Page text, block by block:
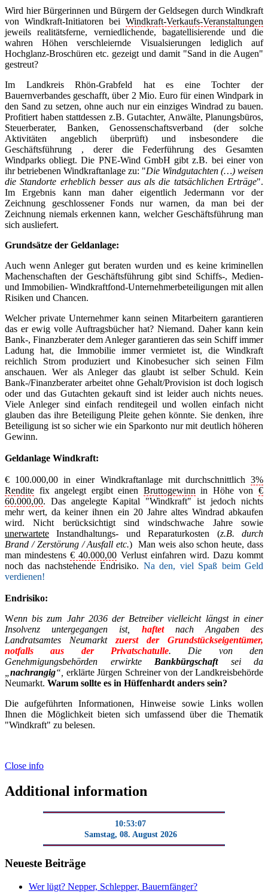
Wird hier Bürgerinnen und Bürgern der Geldsegen durch Windkraft
von Windkraft-Initiatoren bei Windkraft-Verkaufs-Veranstaltungen
jeweils realitätsferne, verniedlichende, bagatellisierende und die
wahren Höhen verschleiernde Visualsierungen lediglich auf
Hochglanz-Broschüren etc. gezeigt und damit "Sand in die Augen"
gestreut?
Im Landkreis Rhön-Grabfeld hat es eine Tochter der
Bauernverbandes geschafft, über 2 Mio. Euro für einen Windpark in
den Sand zu setzen, ohne auch nur ein einziges Windrad zu bauen.
Profitiert haben stattdessen z.B. Gutachter, Anwälte, Planungsbüros,
Steuerberater, Banken, Genossenschaftsverband (der solche
Aktivitäten angeblich überprüft) und insbesondere die
Geschäftsführung , derer die Federführung des Gesamten
Windparks obliegt. Die PNE-Wind GmbH gibt z.B. bei einer von
ihr betriebenen Windkraftanlage zu: "Die Windgutachten (…) weisen
die Standorte erheblich besser aus als die tatsächlichen Erträge".
Im Ergebnis kann man daher eigentlich Jedermann vor der
Zeichnung geschlossener Fonds nur warnen, da man bei der
Zeichnung niemals erkennen kann, welcher Geschäftsführung man
sich ausliefert.
Grundsätze der Geldanlage:
Auch wenn Anleger gut beraten wurden und es keine kriminellen
Machenschaften der Geschäftsführung gibt sind Schiffs-, Medien-
und Immobilien- Windkraftfond-Unternehmerbeteiligungen mit allen
Risiken und Chancen.
Welcher private Unternehmer kann seinen Mitarbeitern garantieren
das er ewig volle Auftragsbücher hat? Niemand. Daher kann kein
Bank-, Finanzberater dem Anleger garantieren das sein Schiff immer
Ladung hat, die Immobilie immer vermietet ist, die Windkraft
reichlich Strom produziert und Kinobesucher sich seinen Film
anschauen. Wer als Anleger das glaubt ist selber Schuld. Kein
Bank-/Finanzberater arbeitet ohne Gehalt/Provision ist doch logisch
oder und das Gutachten gekauft sind ist leider auch nichts neues.
Viele Anleger sind einfach renditegeil und wollen einfach nicht
glauben das ihre Beteiligung Pleite gehen könnte. Sie denken, ihre
Beteiligung ist so sicher wie ein Sparkonto nur mit deutlich höheren
Gewinn.
Geldanlage Windkraft:
€ 100.000,00 in einer Windkraftanlage mit durchschnittlich 3%
Rendite fix angelegt ergibt einen Bruttogewinn in Höhe von€
60.000,00. Das angelegte Kapital "Windkraft" ist jedoch nichts
mehr wert, da keiner ihnen ein 20 Jahre altes Windrad abkaufen
wird. Nicht berücksichtigt sind windschwache Jahre sowie
unerwartete Instandhaltungs- und Reparaturkosten (z.B. durch
Brand / Zerstörung / Ausfall etc.) Man weis also schon heute, dass
man mindestens€ 40.000,00 Verlust einfahren wird. Dazu kommt
noch das nachstehende Endrisiko. Na den, viel Spaß beim Geld
verdienen!
Endrisiko:
Wenn bis zum Jahr 2036 der Betreiber vielleicht längst in einer
Insolvenz untergegangen ist, haftetnach Angaben des
Landratsamtes Neumarkt zuerst der Grundstückseigentümer,
notfalls aus der Privatschatulle. Die von den
Genehmigungsbehörden erwirkte Bankbürgschaftsei da
nachrangig“, erklärte Jürgen Schreiner von der Landkreisbehörde
Neumarkt. Warum sollte es in Hüffenhardt anders sein?
Die aufgeführten Informationen, Hinweise sowie Links wollen
Ihnen die Möglichkeit bieten sich umfassend über die Thematik
"Windkraft" zu belesen.
Close info
Additional information
10:53:07
Samstag, 08. August 2026
Neueste Beiträge
Wer lügt? Nepper, Schlepper, Bauernfänger?